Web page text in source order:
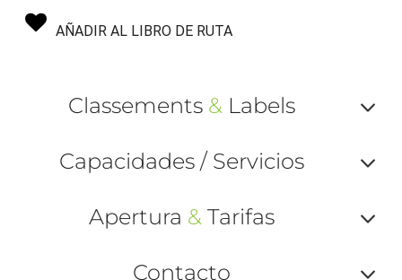
AÑADIR AL LIBRO DE RUTA
Classements &Labels
ou
Capacidades / Servicios
ou
Apertura &Tarifas
Contacto